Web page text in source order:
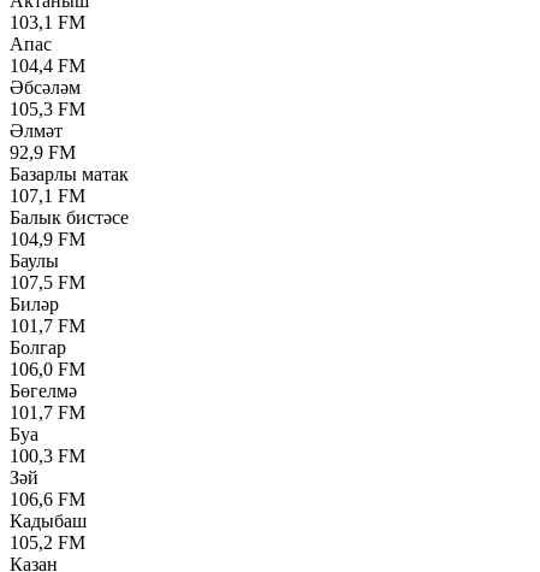
103,1 FM
Апас
104,4 FM
Әбсәләм
105,3 FM
Әлмәт
92,9 FM
Базарлы матак
107,1 FM
Балык бистәсе
104,9 FM
Баулы
107,5 FM
Биләр
101,7 FM
Болгар
106,0 FM
Бөгелмә
101,7 FM
Буа
100,3 FM
Зәй
106,6 FM
Кадыбаш
105,2 FM
Казан